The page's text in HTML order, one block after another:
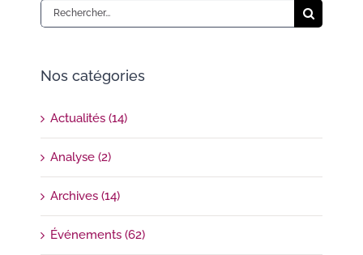
Rechercher:
Nos catégories
Actualités (14)
Analyse (2)
Archives (14)
Événements (62)